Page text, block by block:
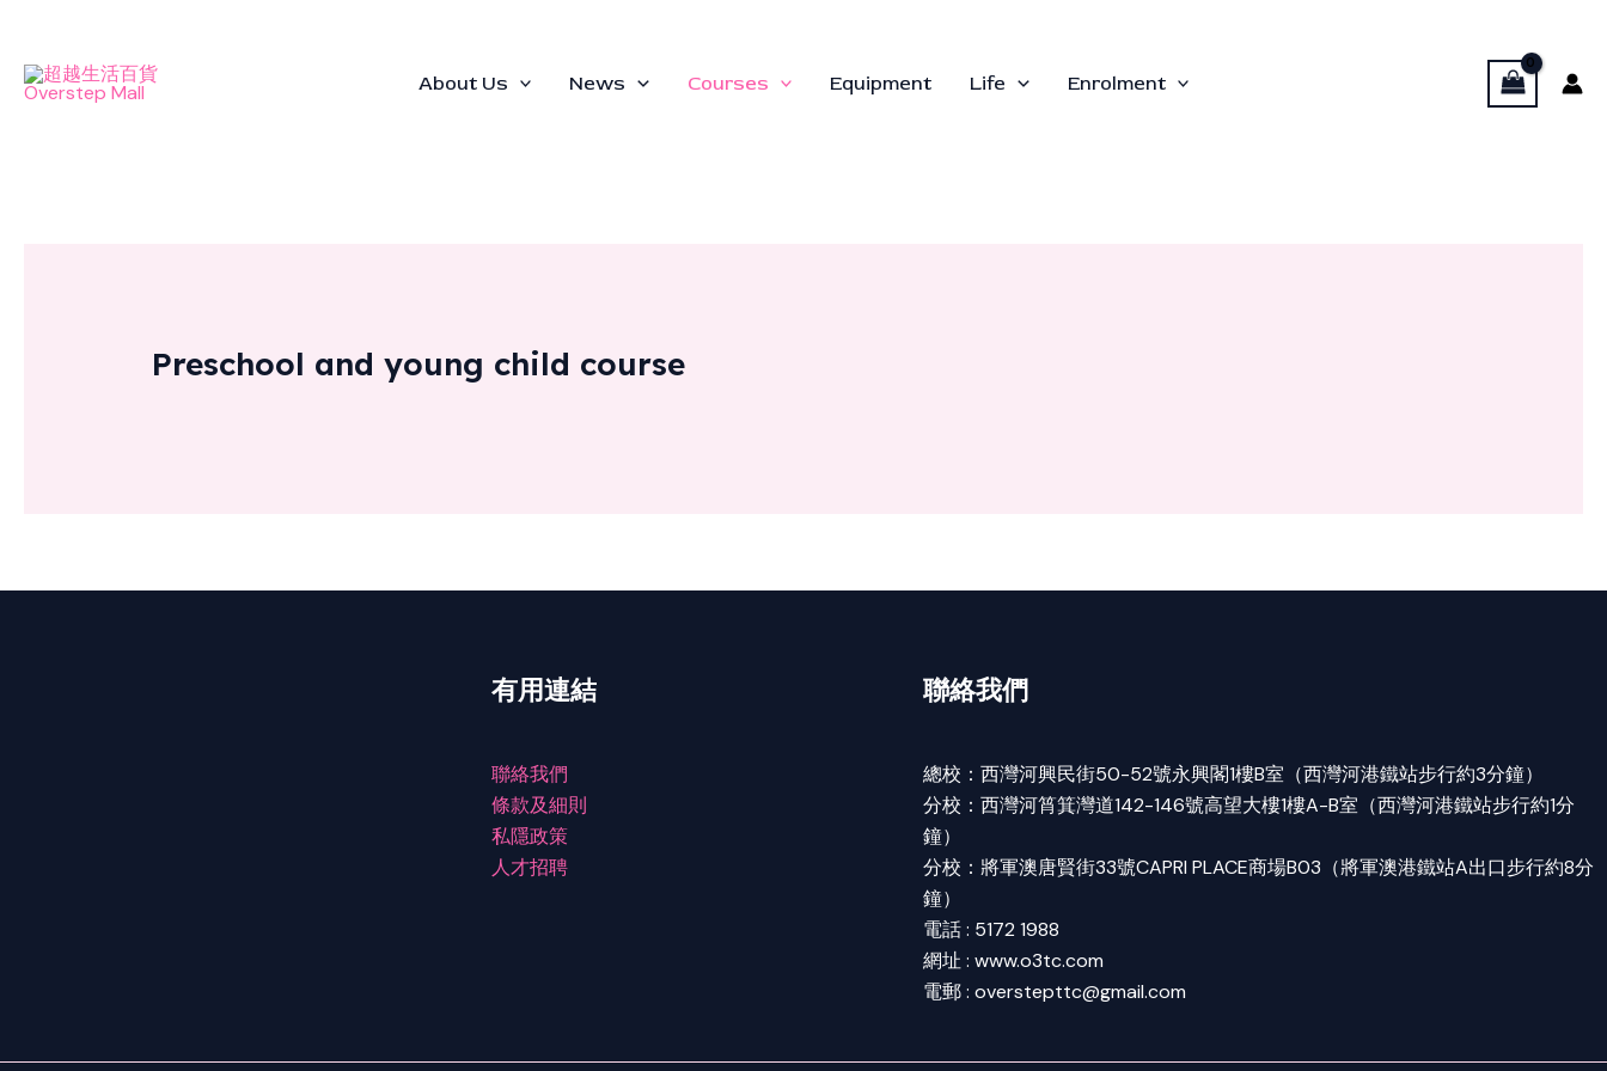
content
About Us News Courses Equipment Life Enrolment
Preschool and young child course
有用連結
聯絡我們
條款及細則
私隱政策
人才招聘
聯絡我們
總校：西灣河興民街50-52號永興閣1樓B室（西灣河港鐵站步行約3分鐘）
分校：西灣河筲箕灣道142-146號高望大樓1樓A-B室（西灣河港鐵站步行約1分
鐘）
分校：將軍澳唐賢街33號CAPRI PLACE商場B03（將軍澳港鐵站A出口步行約8分
鐘）
電話 : 5172 1988
網址 : www.o3tc.com
電郵 : overstepttc@gmail.com